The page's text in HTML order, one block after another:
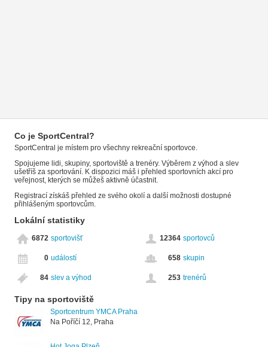
Co je SportCentral?
SportCentral je místem pro všechny rekreační sportovce.
Spojujeme lidi, skupiny, sportoviště a trenéry. Výběrem z výhod a slev
ušetříš za sportování. K dispozici máš i přehled sportovních akcí pro
veřejnost, kterých se můžeš aktivně účastnit.
Registrací získáš přehled ze svého okolí a další možnosti dostupné
přihlášeným sportovcům.
Lokální statistiky
6872 sportovišť 12364 sportovců
0 událostí 658 skupin
84 slev a výhod 253 trenérů
Tipy na sportoviště
Sportcentrum YMCA Praha
Na Poříčí 12, Praha